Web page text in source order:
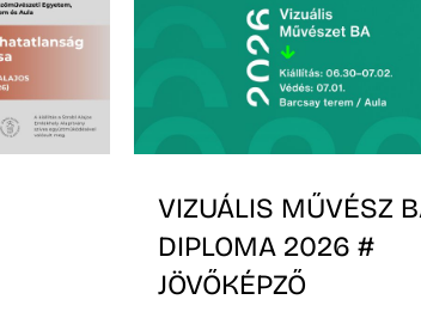
VIZUÁLIS MŰVÉSZ
DIPLOMA 2026 #
JÖVŐKÉPZŐ